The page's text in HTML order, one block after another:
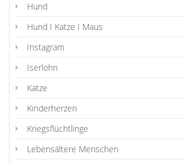
Hund
Hund I Katze I Maus
Instagram
Iserlohn
Katze
Kinderherzen
Kriegsflüchtlinge
Lebensältere Menschen